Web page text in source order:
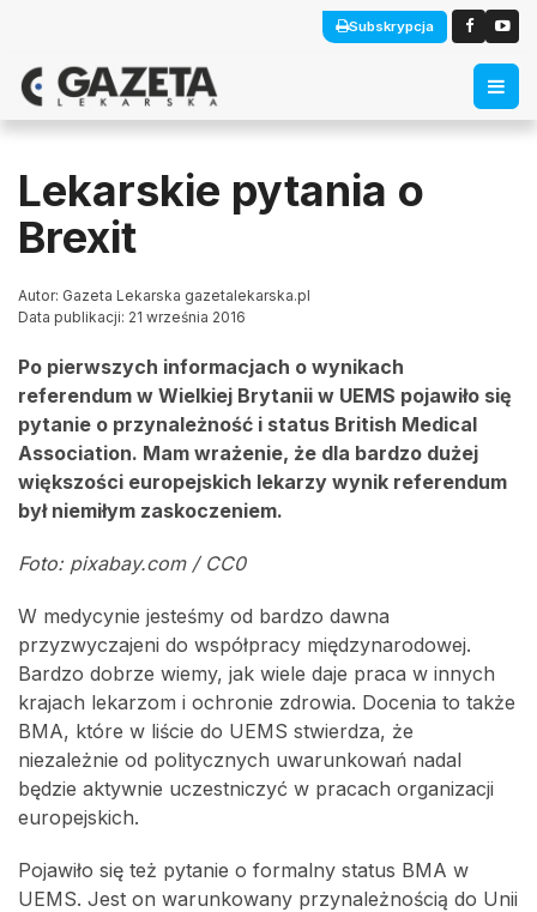
Subskrypcja
Lekarskie pytania o
Brexit
Autor: Gazeta Lekarska gazetalekarska.pl
Data publikacji: 21 września 2016
Po pierwszych informacjach o wynikach
referendum w Wielkiej Brytanii w UEMS pojawiło się
pytanie o przynależność i status British Medical
Association. Mam wrażenie, że dla bardzo dużej
większości europejskich lekarzy wynik referendum
był niemiłym zaskoczeniem.
Foto: pixabay.com / CC0
W medycynie jesteśmy od bardzo dawna
przyzwyczajeni do współpracy międzynarodowej.
Bardzo dobrze wiemy, jak wiele daje praca w innych
krajach lekarzom i ochronie zdrowia. Docenia to także
BMA, które w liście do UEMS stwierdza, że
niezależnie od politycznych uwarunkowań nadal
będzie aktywnie uczestniczyć w pracach organizacji
europejskich.
Pojawiło się też pytanie o formalny status BMA w
UEMS. Jest on warunkowany przynależnością do Unii